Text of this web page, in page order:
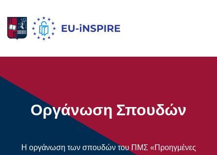
Οργάνωση Σπουδών
Η οργάνωση των σπουδών του ΠΜΣ «Προηγμένες